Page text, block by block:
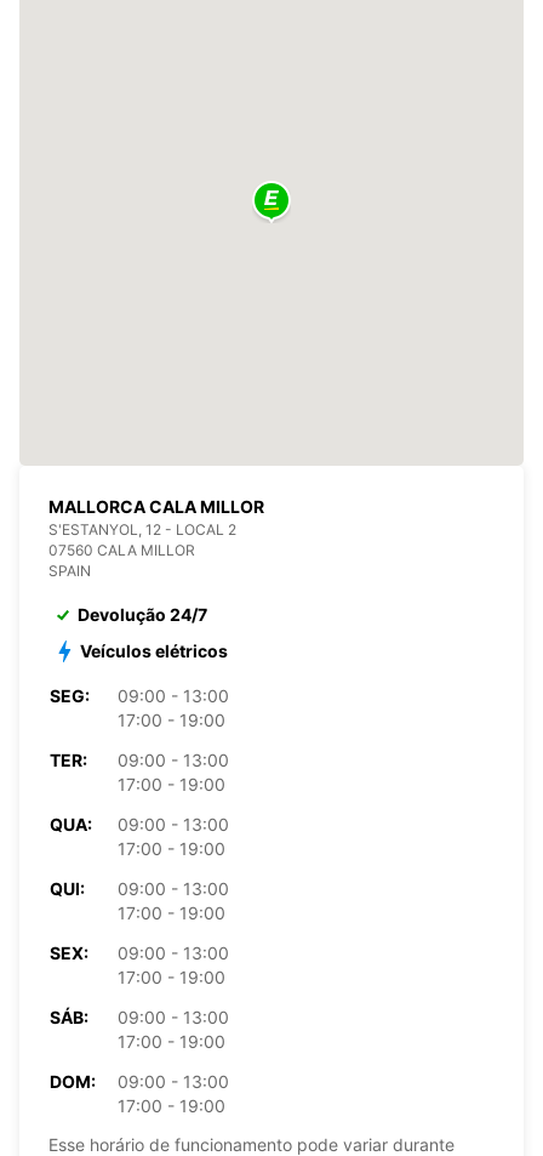
MALLORCA CALA MILLOR
S'ESTANYOL, 12 - LOCAL 2
07560 CALA MILLOR
SPAIN
Devolução 24/7
Veículos elétricos
SEG:
09:00 - 13:00
17:00 - 19:00
TER:
09:00 - 13:00
17:00 - 19:00
QUA:
09:00 - 13:00
17:00 - 19:00
QUI:
09:00 - 13:00
17:00 - 19:00
SEX:
09:00 - 13:00
17:00 - 19:00
SÁB:
09:00 - 13:00
17:00 - 19:00
DOM:
09:00 - 13:00
17:00 - 19:00
Esse horário de funcionamento pode variar durante